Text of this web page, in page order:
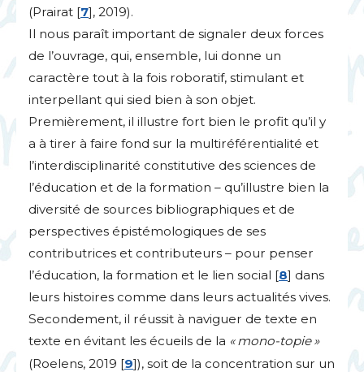
(Prairat [7], 2019).
Il nous paraît important de signaler deux forces
de l’ouvrage, qui, ensemble, lui donne un
caractère tout à la fois roboratif, stimulant et
interpellant qui sied bien à son objet.
Premièrement, il illustre fort bien le profit qu’il y
a à tirer à faire fond sur la multiréférentialité et
l’interdisciplinarité constitutive des sciences de
l’éducation et de la formation – qu’illustre bien la
diversité de sources bibliographiques et de
perspectives épistémologiques de ses
contributrices et contributeurs – pour penser
l’éducation, la formation et le lien social [8] dans
leurs histoires comme dans leurs actualités vives.
Secondement, il réussit à naviguer de texte en
texte en évitant les écueils de la « mono-topie »
(Roelens, 2019 [9]), soit de la concentration sur un